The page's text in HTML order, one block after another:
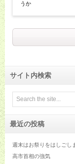
うか
サイト内検索
最近の投稿
週末はお祭りをはしごし
高市首相の強気